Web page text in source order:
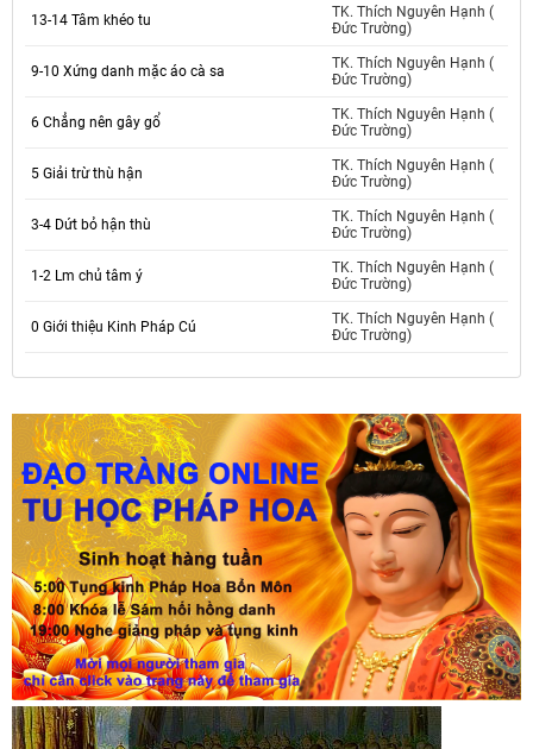
13-14 Tâm khéo tu
TK. Thích Nguyên Hạnh (
Đức Trường)
9-10 Xứng danh mặc áo cà sa
TK. Thích Nguyên Hạnh (
Đức Trường)
6 Chẳng nên gây gổ
TK. Thích Nguyên Hạnh (
Đức Trường)
5 Giải trừ thù hận
TK. Thích Nguyên Hạnh (
Đức Trường)
3-4 Dứt bỏ hận thù
TK. Thích Nguyên Hạnh (
Đức Trường)
1-2 Lm chủ tâm ý
TK. Thích Nguyên Hạnh (
Đức Trường)
0 Giới thiệu Kinh Pháp Cú
TK. Thích Nguyên Hạnh (
Đức Trường)